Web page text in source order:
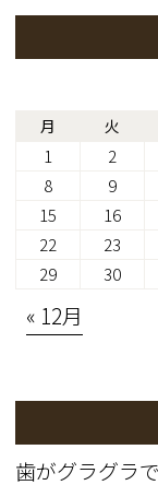
月 火
1 2
8
9
15
16
22
23
29
30
« 12月